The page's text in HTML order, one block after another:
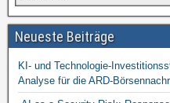
Neueste Beiträge
KI- und Technologie-
Analyse für die ARD-